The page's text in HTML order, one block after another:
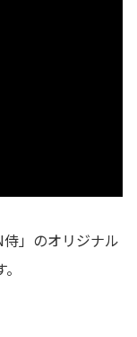
」のオリジナル